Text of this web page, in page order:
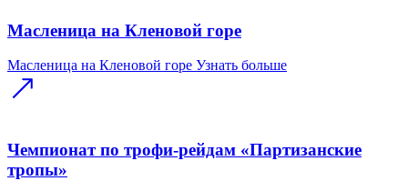
Масленица на Кленовой горе
Масленица на Кленовой горе Узнать больше
Чемпионат по трофи-рейдам «Партизанские
тропы»